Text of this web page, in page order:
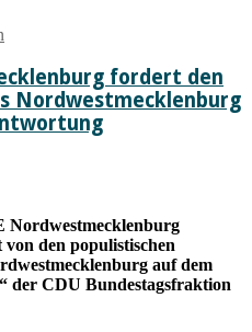
fordert den
Nordwestmecklenburg
den populistischen
auf dem
der CDU Bundestagsfraktion